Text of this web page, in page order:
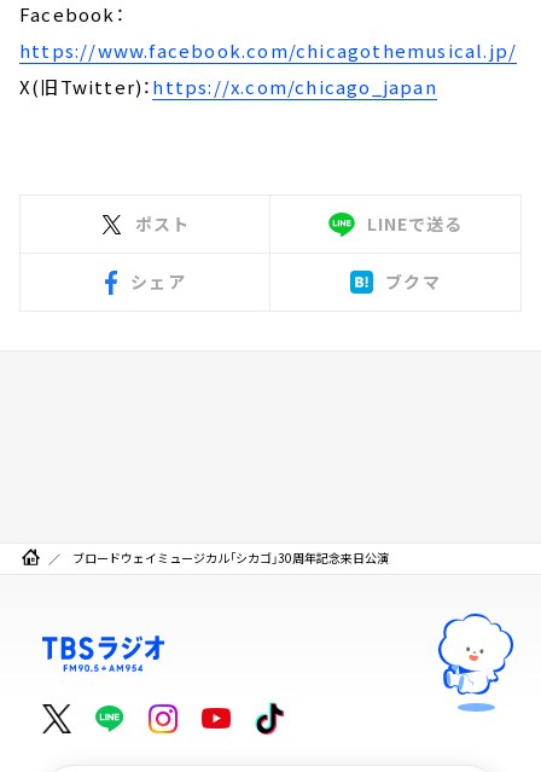
Facebook：
https://www.facebook.com/chicagothemusical.jp/
X(旧Twitter)：https://x.com/chicago_japan
ポスト LINEで送る
シェア ブクマ
ブロードウェイミュージカル「シカゴ」30周年記念来日公演